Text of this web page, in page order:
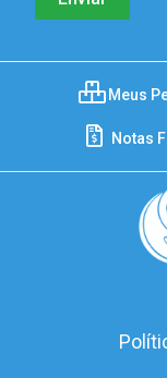
Meus
Notas